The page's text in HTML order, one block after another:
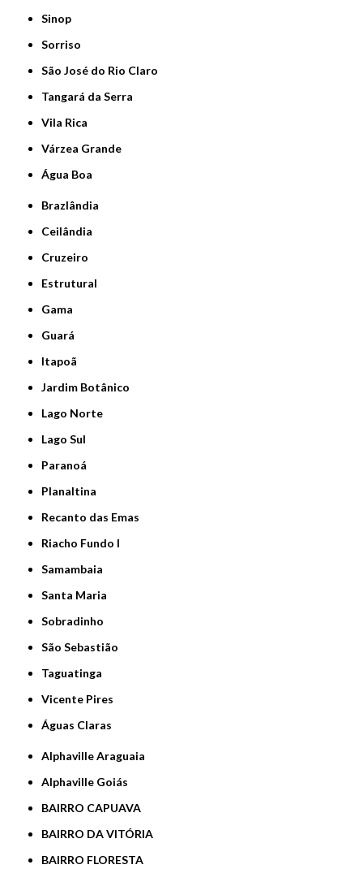
Sinop
Sorriso
São José do Rio Claro
Tangará da Serra
Vila Rica
Várzea Grande
Água Boa
Brazlândia
Ceilândia
Cruzeiro
Estrutural
Gama
Guará
Itapoã
Jardim Botânico
Lago Norte
Lago Sul
Paranoá
Planaltina
Recanto das Emas
Riacho Fundo I
Samambaia
Santa Maria
Sobradinho
São Sebastião
Taguatinga
Vicente Pires
Águas Claras
Alphaville Araguaia
Alphaville Goiás
BAIRRO CAPUAVA
BAIRRO DA VITÓRIA
BAIRRO FLORESTA